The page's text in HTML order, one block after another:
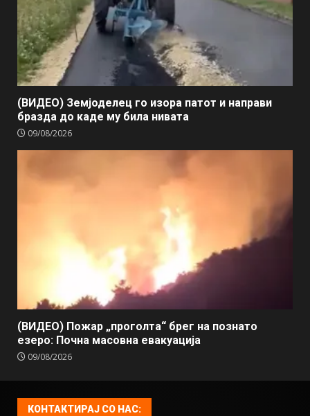
(ВИДЕО) Земјоделец го изора патот и направи
бразда до каде му била нивата
09/08/2026
(ВИДЕО) Пожар „проголта“ брег на познато
езеро: Почна масовна евакуација
09/08/2026
КОНТАКТИРАЈ СО НАС: